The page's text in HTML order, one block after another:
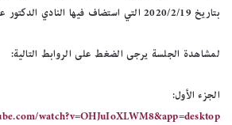
بتاريخ 2020/2/19 التي استضاف فيها النادي الدكتور عبداللطيف الخال.
لمشاهدة الجلسة يرجى الضغط على الروابط التالية:
الجزء الأول:
watch?v=OHJuIoXLWM8&app=desktop